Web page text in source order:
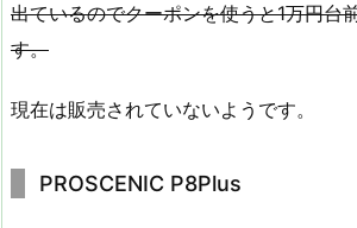
出ているのでクーポンを使うと1万円台
す。
現在は販売されていないようです。
PROSCENIC P8Plus